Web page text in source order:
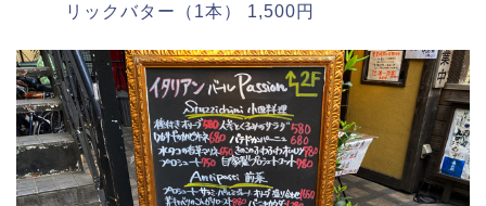
リックバター（1本） 1,500円